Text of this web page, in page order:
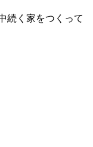
続く家をつくって